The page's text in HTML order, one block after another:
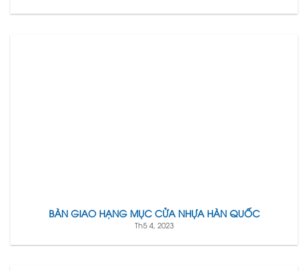
BÀN GIAO HẠNG MỤC CỬA NHỰA HÀN QUỐC
Th5 4, 2023